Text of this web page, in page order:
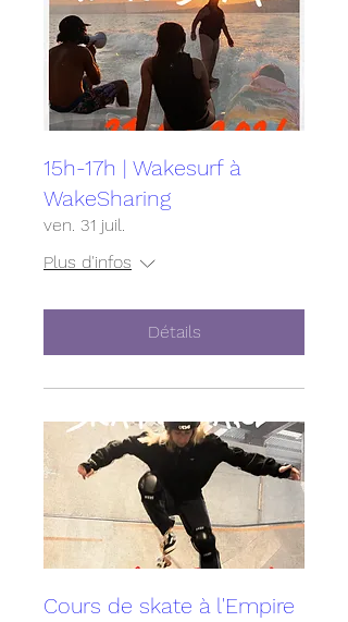
15h-17h | Wakesurf à
WakeSharing
ven. 31 juil.
Plus d'infos
Détails
Cours de skate à l'Empire